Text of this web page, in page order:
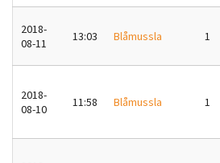
2018-
08-11
13:03 Blåmussla 1
2018-
08-10
11:58 Blåmussla 1